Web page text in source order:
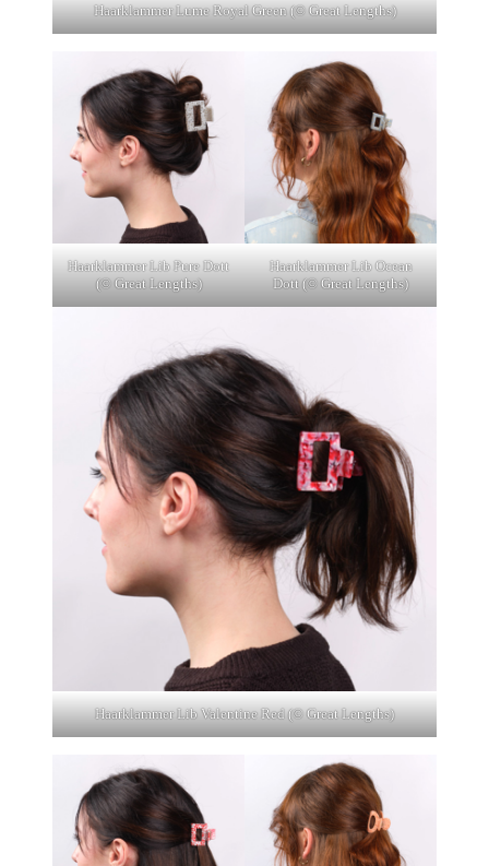
Haarklammer Lume Royal Green (© Great Lengths)
Haarklammer Lib Pure Dott
(© Great Lengths)
Haarklammer Lib Ocean
Dott (© Great Lengths)
Haarklammer Lib Valentine Red (© Great Lengths)